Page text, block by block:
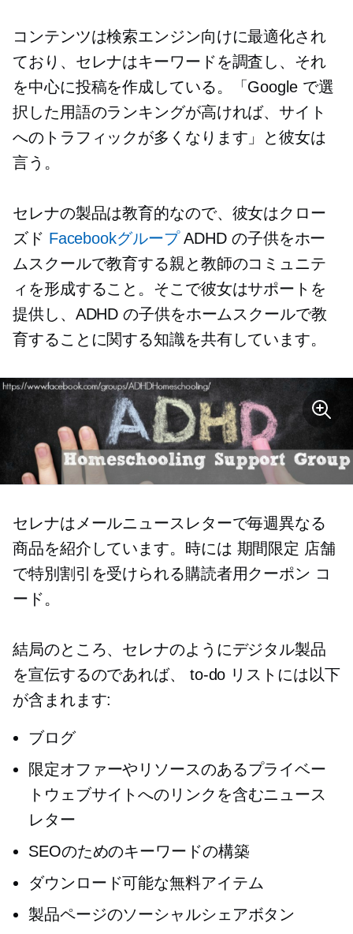
コンテンツは検索エンジン向けに最適化され
ており、セレナはキーワードを調査し、それ
を中心に投稿を作成している。「Google で選
択した用語のランキングが高ければ、サイト
へのトラフィックが多くなります」と彼女は
言う。
セレナの製品は教育的なので、彼女はクロー
ズド FacebookグループADHD の子供をホー
ムスクールで教育する親と教師のコミュニテ
ィを形成すること。そこで彼女はサポートを
提供し、ADHD の子供をホームスクールで教
育することに関する知識を共有しています。
セレナはメールニュースレターで毎週異なる
商品を紹介しています。時には 期間限定 店舗
で特別割引を受けられる購読者用クーポン コ
ード。
結局のところ、セレナのようにデジタル製品
を宣伝するのであれば、 to-do リストには以下
が含まれます:
ブログ
限定オファーやリソースのあるプライベー
トウェブサイトへのリンクを含むニュース
レター
SEOのためのキーワードの構築
ダウンロード可能な無料アイテム
製品ページのソーシャルシェアボタン